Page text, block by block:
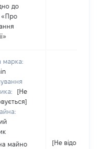
до
«Про
марка:
[Не
майно
[Не відомо]